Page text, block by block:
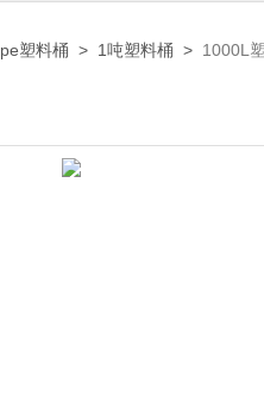
pe塑料桶 > 1吨塑料桶 > 1000L